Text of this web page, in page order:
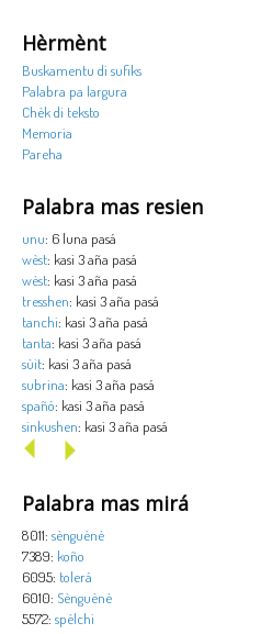
Hèrmènt
Buskamentu di sufiks
Palabra pa largura
Chèk di teksto
Memoria
Pareha
Palabra mas resien
unu: 6 luna pasá
wèst: kasi 3 aña pasá
wèst: kasi 3 aña pasá
tresshen: kasi 3 aña pasá
tanchi: kasi 3 aña pasá
tanta: kasi 3 aña pasá
sùit: kasi 3 aña pasá
subrina: kasi 3 aña pasá
spañó: kasi 3 aña pasá
sinkushen: kasi 3 aña pasá
Palabra mas mirá
8011: sènguènè
7389: koño
6095: tolerá
6010: Sènguènè
5572: spèlchi